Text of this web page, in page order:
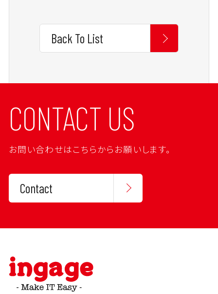
Back To List
CONTACT US
お問い合わせはこちらからお願いします。
Contact